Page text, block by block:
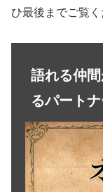
ひ最後までご覧く
語れる仲
るパート